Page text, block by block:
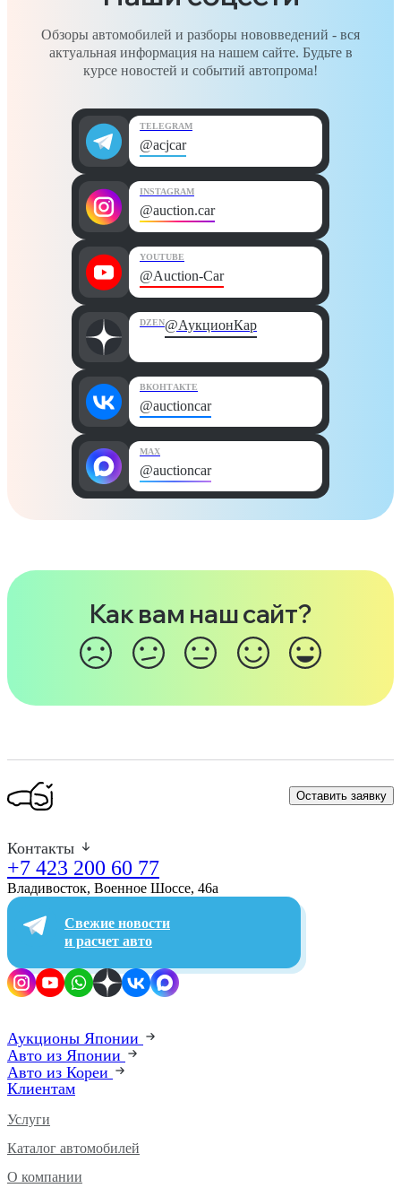
Обзоры автомобилей и разборы нововведений - вся
актуальная информация на нашем сайте. Будьте в
курсе новостей и событий автопрома!
TELEGRAM
@acjcar
INSTAGRAM
@auction.car
YOUTUBE
@Auction-Car
DZEN@АукционКар
ВКОНТАКТЕ
@auctioncar
MAX
@auctioncar
Как вам наш сайт?
Оставить заявку
Контакты
+7 423 200 60 77
Владивосток, Военное Шоссе, 46а​
Свежие новости
и расчет авто
Аукционы Японии
Авто из Японии
Авто из Кореи
Клиентам
Услуги
Каталог автомобилей
О компании